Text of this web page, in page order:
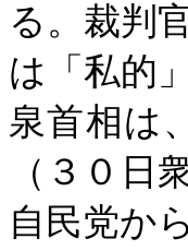
る。裁判
は「私的
泉首相は
（３０日
自民党か